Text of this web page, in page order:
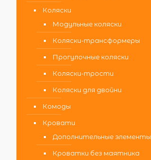
Коляски
Модульные коляски
Коляски-трансформеры
Прогулочные коляски
Коляски-трости
Коляски для двойни
Комоды
Кровати
Дополнительные элементы
Кроватки без маятника